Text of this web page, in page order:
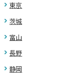
東京
茨城
富山
長野
静岡